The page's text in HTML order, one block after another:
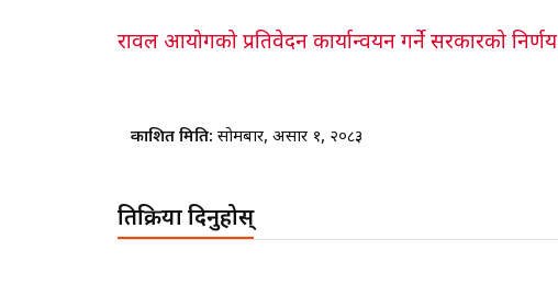
रावल आयोगको प्रतिवेदन कार्यान्वयन गर्ने सरकारको निर्णय
प्रकाशित मिति: सोमबार, असार १, २०८३
प्रतिक्रिया दिनुहोस्